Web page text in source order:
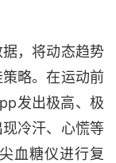
，将动态趋势
略。在运动前
发出极高、极
冷汗、心慌等
血糖仪进行复